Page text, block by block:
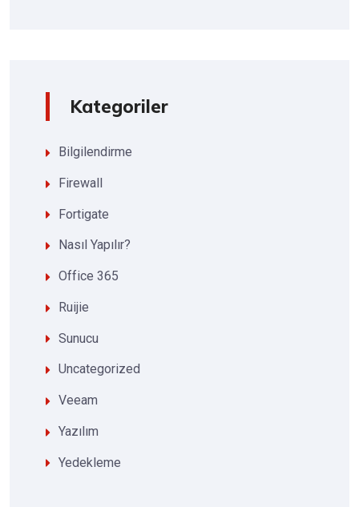
Kategoriler
Bilgilendirme
Firewall
Fortigate
Nasıl Yapılır?
Office 365
Ruijie
Sunucu
Uncategorized
Veeam
Yazılım
Yedekleme